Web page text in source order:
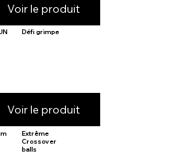
Voir le produit
Défi grimpe
Voir le produit
Extrême
Crossover
balls